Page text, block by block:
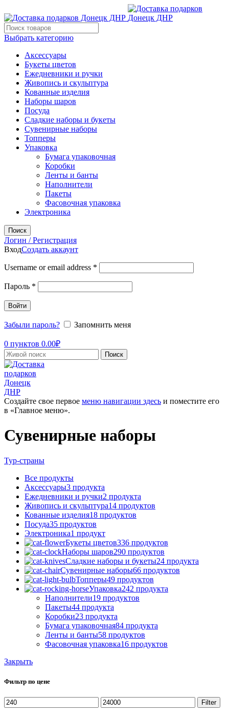
Выбрать категорию
Аксессуары
Букеты цветов
Ежедневники и ручки
Живопись и скульптура
Кованные изделия
Наборы шаров
Посуда
Сладкие наборы и букеты
Сувенирные наборы
Топперы
Упаковка
Бумага упаковочная
Коробки
Ленты и банты
Наполнители
Пакеты
Фасовочная упаковка
Электроника
Поиск
Логин / Регистрация
ВходСоздать аккаунт
Username or email address *
Пароль *
Войти
Забыли пароль? Запомнить меня
0 пунктов 0.00₽
Поиск
Создайте свое первое меню навигации здесь и поместите его
в «Главное меню».
Сувенирные наборы
Тур-страны
Все продукты
Аксессуары3 продукта
Ежедневники и ручки2 продукта
Живопись и скульптура14 продуктов
Кованные изделия18 продуктов
Посуда35 продуктов
Электроника1 продукт
Букеты цветов336 продуктов
Наборы шаров290 продуктов
Сладкие наборы и букеты24 продукта
Сувенирные наборы66 продуктов
Топперы49 продуктов
Упаковка242 продукта
Наполнители19 продуктов
Пакеты44 продукта
Коробки23 продукта
Бумага упаковочная84 продукта
Ленты и банты58 продуктов
Фасовочная упаковка16 продуктов
Закрыть
Фильтр по цене
Filter